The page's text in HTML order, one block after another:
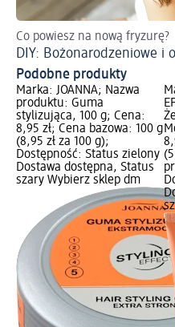
Co powiesz na nową fryzurę?
DIY: Bożonarodzeniowe i
Podobne produkty
Marka: JOANNA; Nazwa
produktu: Guma
stylizująca, 100 g; Cena:
8,95 zł; Cena bazowa: 100 g
(8,95 zł za 100 g);
Dostępność: Status zielony
Dostawa dostępna, Status
szary Wybierz sklep dm